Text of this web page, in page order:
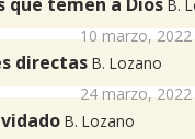
B.
10 marzo, 2022
directas B. Lozano
24 marzo, 2022
B. Lozano